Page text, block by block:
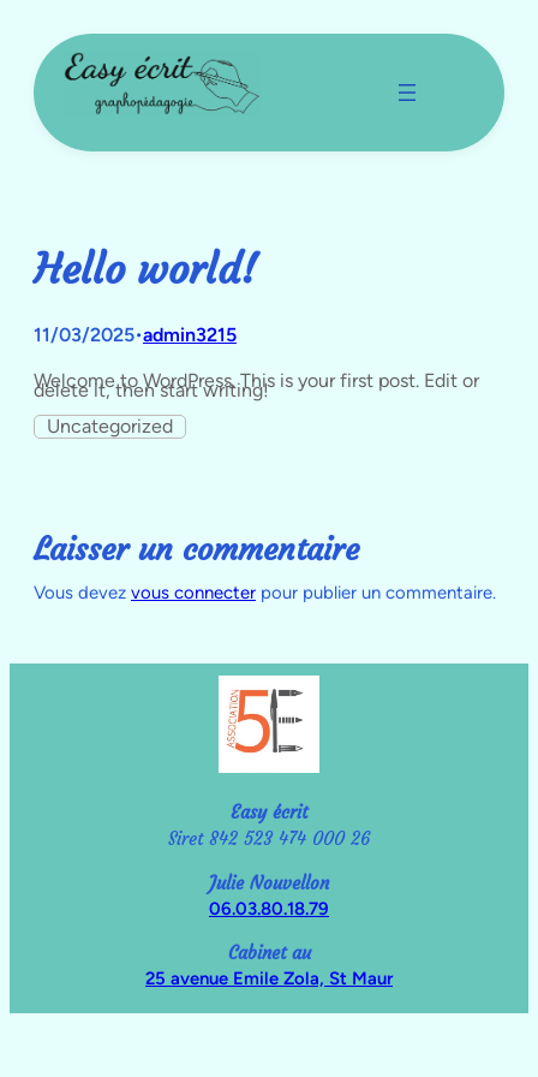
Hello world!
11/03/2025•admin3215
Welcome to WordPress. This is your first post. Edit or
delete it, then start writing!
Uncategorized
Laisser un commentaire
Vous devez vous connecter pour publier un commentaire.
Easy écrit
Siret 842 523 474 000 26
Julie Nouvellon
06.03.80.18.79
Cabinet au
25 avenue Emile Zola, St Maur